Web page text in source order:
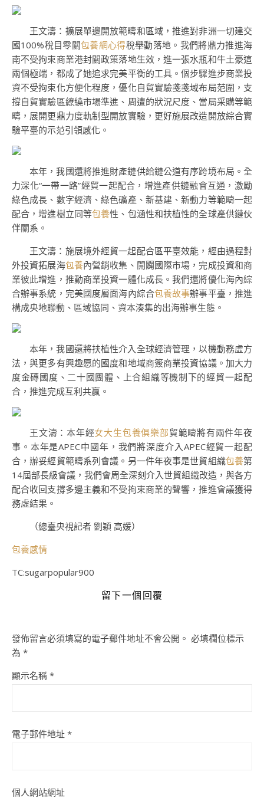
王文濤：擴展單邊開放範疇和區域，推進對非洲一切建交
國100%稅目零關包養網心得稅舉動落地。我們將鼎力推進海
南不受拘束商業港封關政策落地生效，進一張水瓶和牛土豪這
兩個極端，都成了她追求完美平衡的工具。個步驟進步商業投
資不受拘束化方便化程度，優化自貿實驗戔戔域布局范圍，支
撐自貿實驗區繚繞市場準進、周遭的狀況尺度、當局采購等範
疇，展開更鼎力度軌制型開放實驗，更好施展改造開放綜合實
驗平臺的示范引領感化。
本年，我國還將推進財產鏈供給鏈公道有序跨境布局。全
力深化“一帶一路”經貿一起配合，增進產供鏈融會互通，激勵
綠色成長、數字經濟、綠色礦產、新基建、新動力等範疇一起
配合，增進樹立同等包養性、包涵性和扶植性的全球產供鏈伙
伴關系。
王文濤：施展境外經貿一起配合區平臺效能，經由過程對
外投資拓展海包養內營銷收集、開闢國際市場，完成投資和商
業彼此增進，推動商業投資一體化成長。我們還將優化海內綜
合辦事系統，完美國度層面海內綜合包養故事辦事平臺，推進
構成央地聯動、區域協同、資本湊集的出海辦事生態。
本年，我國還將扶植性介入全球經濟管理，以機動務虛方
法，與更多有興趣愿的國度和地域商簽商業投資協議。加大力
度金磚國度、二十國團體、上合組織等機制下的經貿一起配
合，推進完成互利共贏。
王文濤：本年經女大生包養俱樂部貿範疇將有兩件年夜
事。本年是APEC中國年，我們將深度介入APEC經貿一起配
合，辦妥經貿範疇系列會議。另一件年夜事是世貿組織包養第
14屆部長級會議，我們會周全深刻介入世貿組織改造，與各方
配合收回支撐多邊主義和不受拘束商業的聲響，推進會議獲得
務虛結果。
（總臺央視記者 劉穎 高媛）
包養感情
TC:sugarpopular900
留下一個回覆
發佈留言必須填寫的電子郵件地址不會公開。 必填欄位標示
為 *
顯示名稱 *
電子郵件地址 *
個人網站網址